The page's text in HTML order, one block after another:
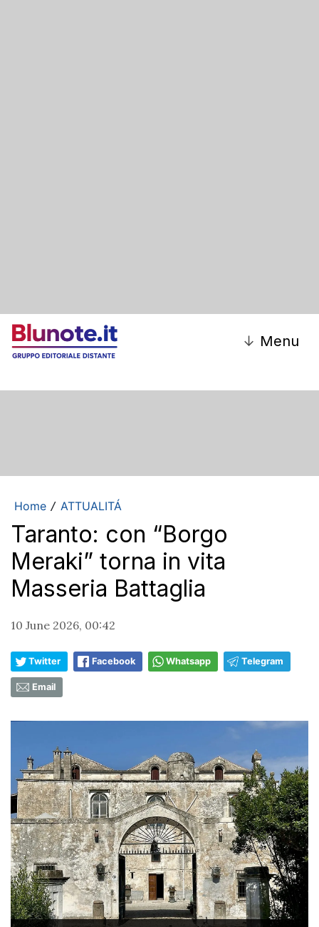
↓ Menu
Home / ATTUALITÁ
Taranto: con “Borgo
Meraki” torna in vita
Masseria Battaglia
10 June 2026, 00:42
Twitter Facebook Whatsapp Telegram
Email